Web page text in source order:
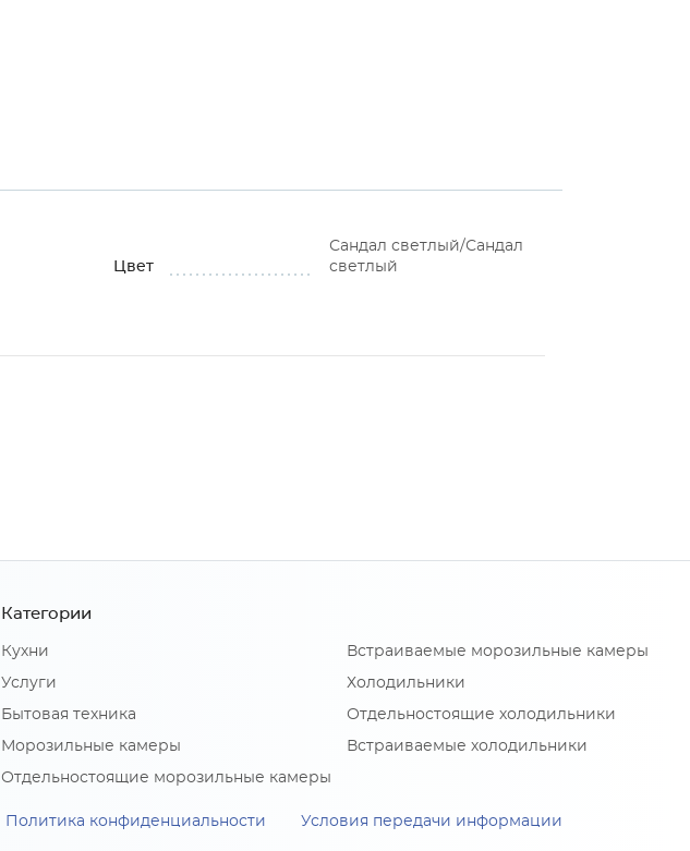
Цвет
Сандал светлый/Сандал
светлый
Категории
Кухни
Услуги
Бытовая техника
Морозильные камеры
Отдельностоящие морозильные камеры
Встраиваемые морозильные камеры
Холодильники
Отдельностоящие холодильники
Встраиваемые холодильники
Политика конфиденциальности Условия передачи информации